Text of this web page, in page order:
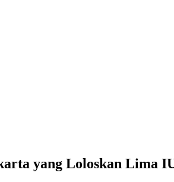
yang Loloskan Lima